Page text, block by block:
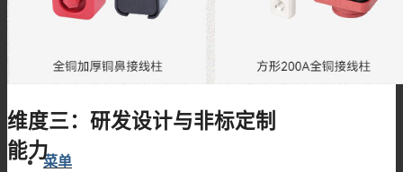
搜索
菜单
维度三：研发设计与非标定制
能力